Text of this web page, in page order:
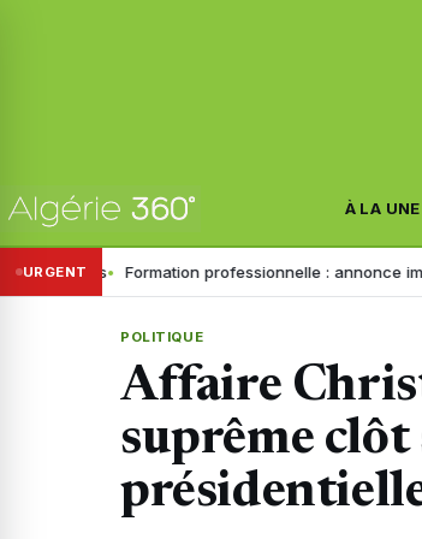
À LA UNE
URGENT
Formation professionnelle : annonce importante
POLITIQUE
Affaire
suprême clôt